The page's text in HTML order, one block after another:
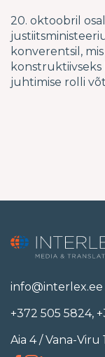
20. oktoobril
konverentsil,
juhtimise rolli
info@interlex.ee
+372 505 5824,
Aia 4 / Vana-Viru